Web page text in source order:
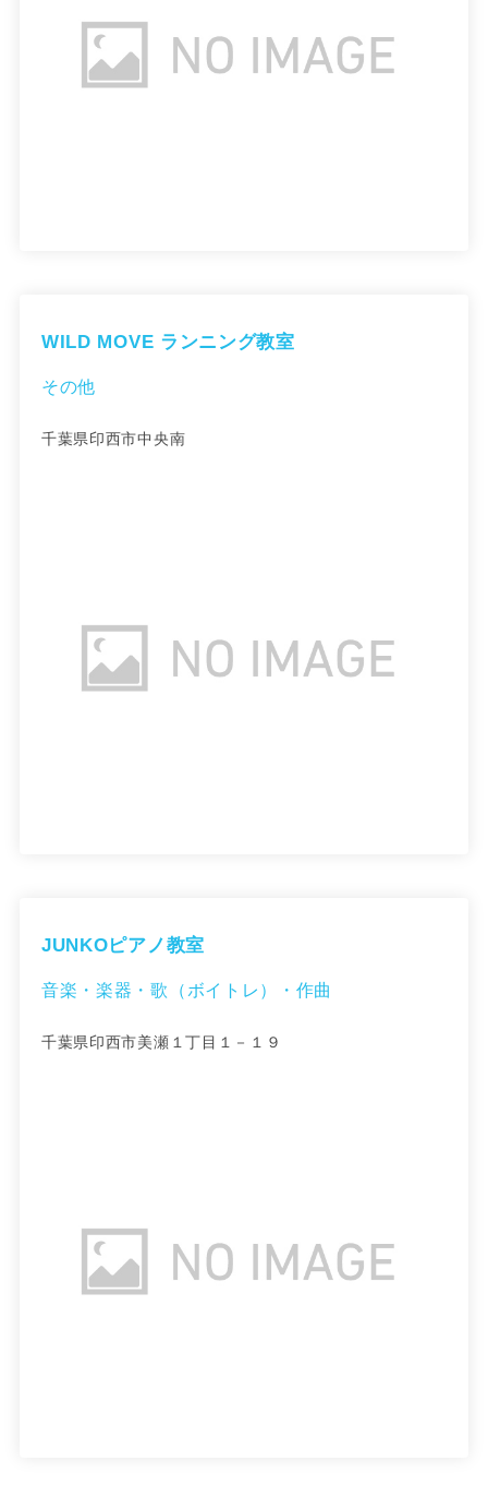
WILD MOVE ランニング教室
その他
千葉県印西市中央南
JUNKOピアノ教室
音楽・楽器・歌（ボイトレ）・作曲
千葉県印西市美瀬１丁目１－１９